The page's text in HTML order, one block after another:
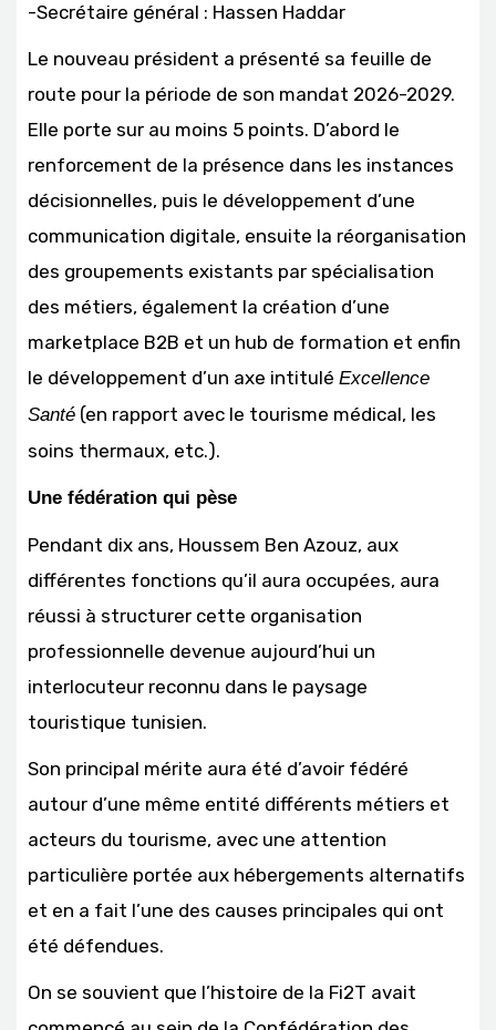
-Secrétaire général : Hassen Haddar
Le nouveau président a présenté sa feuille de
route pour la période de son mandat 2026-2029.
Elle porte sur au moins 5 points. D’abord le
renforcement de la présence dans les instances
décisionnelles, puis le développement d’une
communication digitale, ensuite la réorganisation
des groupements existants par spécialisation
des métiers, également la création d’une
marketplace B2B et un hub de formation et enfin
le développement d’un axe intitulé Excellence
Santé (en rapport avec le tourisme médical, les
soins thermaux, etc.).
Une fédération qui pèse
Pendant dix ans, Houssem Ben Azouz, aux
différentes fonctions qu’il aura occupées, aura
réussi à structurer cette organisation
professionnelle devenue aujourd’hui un
interlocuteur reconnu dans le paysage
touristique tunisien.
Son principal mérite aura été d’avoir fédéré
autour d’une même entité différents métiers et
acteurs du tourisme, avec une attention
particulière portée aux hébergements alternatifs
et en a fait l’une des causes principales qui ont
été défendues.
On se souvient que l’histoire de la Fi2T avait